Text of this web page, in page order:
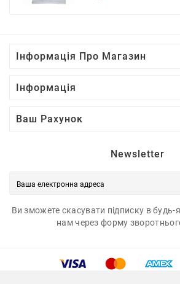
Інформація Про Магазин
Інформація
Ваш Рахунок
Newsletter
Ви зможете скасувати підписку в
нам через форму